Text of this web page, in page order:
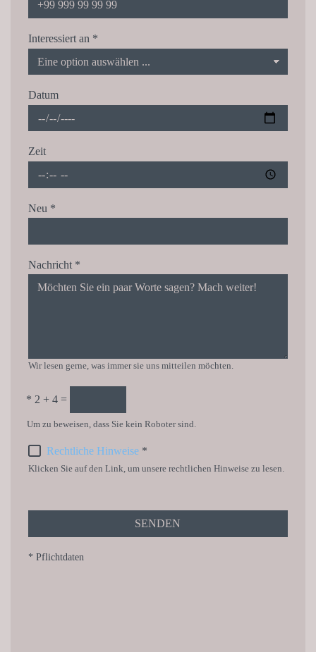
Interessiert an *
Datum
Zeit
Neu *
Nachricht *
Wir lesen gerne, was immer sie uns mitteilen möchten.
* 2 + 4 =
Um zu beweisen, dass Sie kein Roboter sind.
Rechtliche Hinweise *
Klicken Sie auf den Link, um unsere rechtlichen Hinweise zu lesen.
SENDEN
* Pflichtdaten